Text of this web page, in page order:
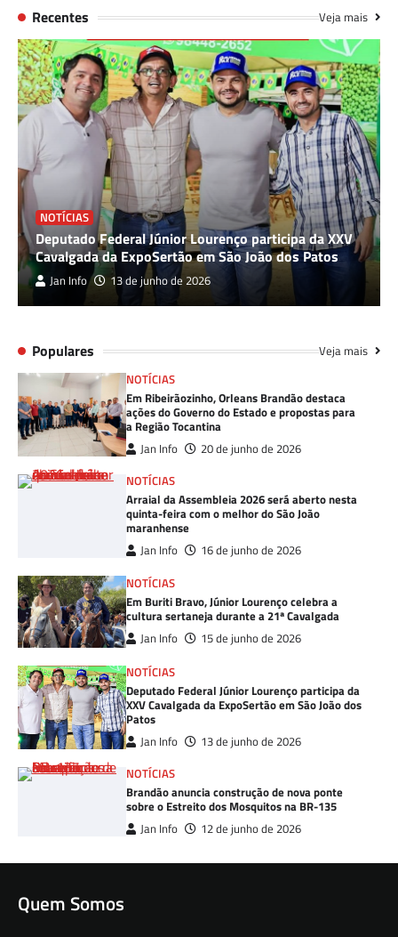
Recentes Veja mais
NOTÍCIAS
Deputado Federal Júnior Lourenço participa da XXV
Cavalgada da ExpoSertão em São João dos Patos
Jan Info 13 de junho de 2026
Populares Veja mais
NOTÍCIAS
Em Ribeirãozinho, Orleans Brandão destaca
ações do Governo do Estado e propostas para
a Região Tocantina
Jan Info
20 de junho de 2026
NOTÍCIAS
Arraial da Assembleia 2026 será aberto nesta
quinta-feira com o melhor do São João
maranhense
Jan Info
16 de junho de 2026
NOTÍCIAS
Em Buriti Bravo, Júnior Lourenço celebra a
cultura sertaneja durante a 21ª Cavalgada
Jan Info
15 de junho de 2026
NOTÍCIAS
Deputado Federal Júnior Lourenço participa da
XXV Cavalgada da ExpoSertão em São João dos
Patos
Jan Info
13 de junho de 2026
NOTÍCIAS
Brandão anuncia construção de nova ponte
sobre o Estreito dos Mosquitos na BR-135
Jan Info 12 de junho de 2026
Quem Somos